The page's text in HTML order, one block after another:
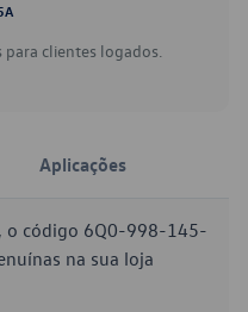
clientes logados.
Aplicações
o código 6Q0-998-145-
na sua loja